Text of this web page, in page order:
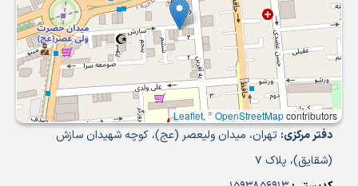
Leaflet, © OpenStreetMapcontributors
دفتر مرکزی: تهران، میدان ولیعصر (عج)، کوچه شهیدان سازش
(شقایق)، پلاک 7